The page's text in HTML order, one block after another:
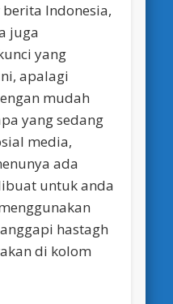
Indonesia,
juga
yang
apalagi
mudah
yang sedang
media,
ada
untuk anda
hastagh
di kolom